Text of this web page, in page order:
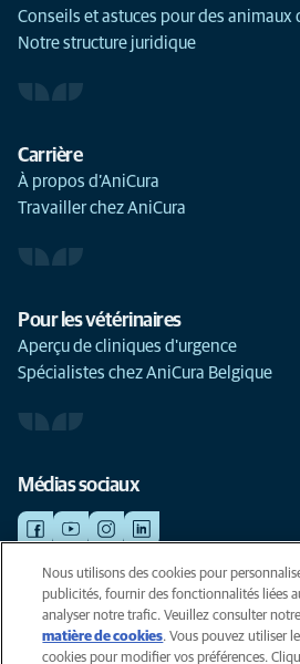
Conseils et astuces pour des animaux
Notre structure juridique
Carrière
À propos d’AniCura
Travailler chez AniCura
Pour les vétérinaires
Aperçu de cliniques d'urgence
Spécialistes chez AniCura Belgique
Médias sociaux
©AniCura 2024
Nous utilisons des cookies pour
publicités, fournir des fonctionnalités liées
analyser notre trafic. Veuillez consulter notre
matière de cookies(opens in a new tab)
. Vous pouvez utiliser
cookies pour modifier vos préférences.